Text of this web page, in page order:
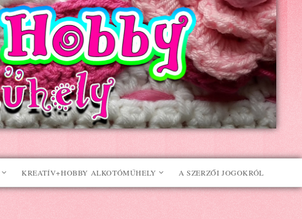
KREATÍV+HOBBY ALKOTÓMŰHELY A SZERZŐI JOGOKRÓL